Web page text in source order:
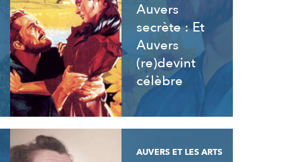
Auvers
secrète : Et
Auvers
(re)devint
célèbre
AUVERS ET LES ARTS